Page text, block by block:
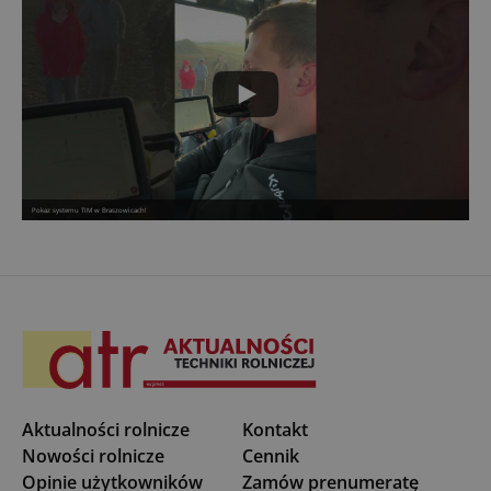
Pokaz systemu TIM w Braszowicach!
Aktualności rolnicze
Nowości rolnicze
Opinie użytkowników
Kontakt
Cennik
Zamów prenumeratę